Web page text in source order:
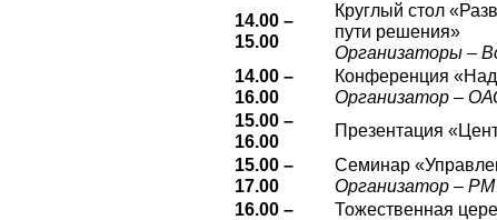
14.00 –
15.00
Круглый стол
пути решения»
Организаторы –
14.00 –
16.00
Конференция
Организатор –
15.00 –
16.00
Презентация
15.00 –
17.00
Семинар
Организатор – РМ
16.00 –
Тожественная